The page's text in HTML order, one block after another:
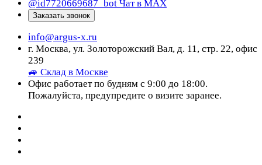
@id7720669687_bot Чат в МАХ
Заказать звонок
info@argus-x.ru
г. Москва, ул. Золоторожский Вал, д. 11, стр. 22, офис
239
🚙 Склад в Москве
Офис работает по будням с 9:00 до 18:00.
Пожалуйста, предупредите о визите заранее.